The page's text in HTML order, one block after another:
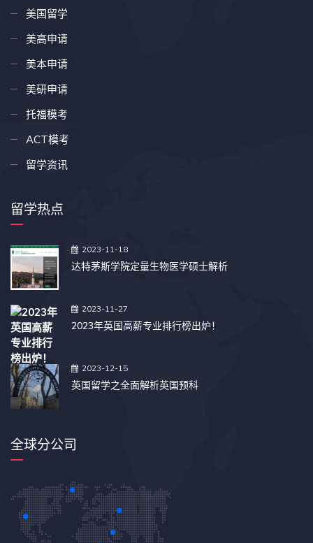
美国留学
美高申请
美本申请
美研申请
托福模考
ACT模考
留学资讯
留学热点
2023-11-18
达特茅斯学院定量生物医学硕士解析
2023-11-27
2023年英国高薪专业排行榜出炉！
2023-12-15
英国留学之全面解析英国预科
全球分公司